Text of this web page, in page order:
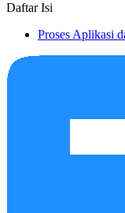
Daftar Isi
Proses Aplikasi